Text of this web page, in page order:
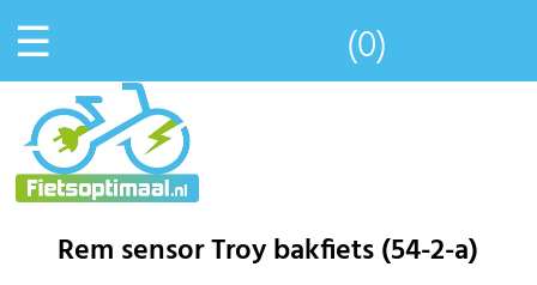
☰ (0)
Rem sensor Troy bakfiets (54-2-a)